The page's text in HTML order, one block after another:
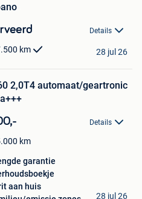
Details
km 28 jul 26
2,0T4 automaat/geartronic
Details
km
garantie
aan huis
28 jul 26